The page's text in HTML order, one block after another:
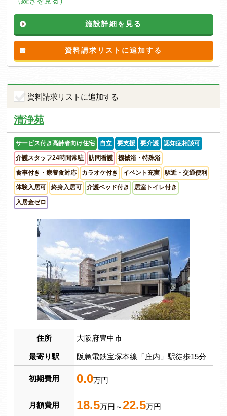
施設詳細を見る
資料請求リストに追加する
資料請求リストに追加する
清浄苑
サービス付き高齢者向け住宅 自立 要支援 要介護 認知症相談可
介護スタッフ24時間常駐 訪問看護 機械浴・特殊浴
食事付き・療養食対応 カラオケ付き イベント充実 駅近・交通便利
体験入居可 終身入居可 介護ベッド付き 居室トイレ付き
入居金ゼロ
住所 大阪府豊中市
最寄り駅 阪急電鉄宝塚本線「庄内」駅徒歩15分
初期費用 0.0万円
月額費用 18.5万円～22.5万円